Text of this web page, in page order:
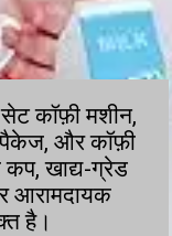
कॉफ़ी मशीन,
पैकेज, और कॉफ़ी
खाद्य-ग्रेड
आरामदायक
है।